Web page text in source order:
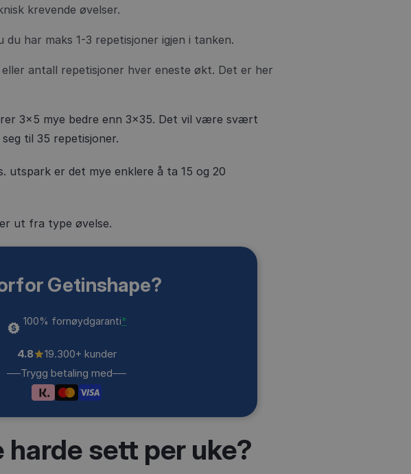
krevende øvelser.
har maks 1-3 repetisjoner igjen i tanken.
antall repetisjoner hver eneste økt. Det er her
3x5 mye bedre enn 3x35. Det vil være svært
til 35 repetisjoner.
utspark er det mye enklere å ta 15 og 20
ut fra type øvelse.
Getinshape?
100% fornøydgaranti*
4.8
19.300+ kunder
Trygg betaling med
harde sett per uke?